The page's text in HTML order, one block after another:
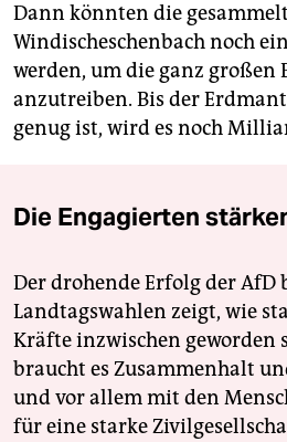
Dann könnten die
Windischeschenbach noch
werden, um die ganz großen
anzutreiben. Bis der
genug ist, wird es noch
Die Engagierten
Der drohende Erfolg der AfD
Landtagswahlen zeigt, wie
Kräfte inzwischen geworden
braucht es Zusammenhalt
und vor allem mit den
für eine starke